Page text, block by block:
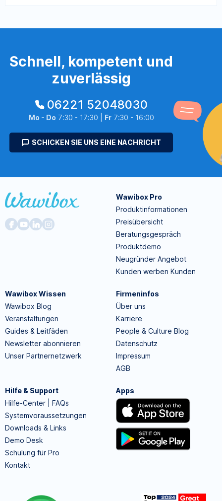
Schnell, kompetent und
zuverlässig
06221 52048030
Mo - Do 7:30 - 17:30 | Fr7:30 - 16:00
SCHICKEN SIE UNS EINE NACHRICHT
Wawibox Pro
Produktinformationen
Preisübersicht
Beratungsgespräch
Produktdemo
Neugründer Angebot
Kunden werben Kunden
Wawibox Wissen
Wawibox Blog
Veranstaltungen
Guides & Leitfäden
Newsletter abonnieren
Unser Partnernetzwerk
Firmeninfos
Über uns
Karriere
People & Culture Blog
Datenschutz
Impressum
AGB
Hilfe & Support
Hilfe-Center | FAQs
Systemvoraussetzungen
Downloads & Links
Demo Desk
Schulung für Pro
Kontakt
Apps